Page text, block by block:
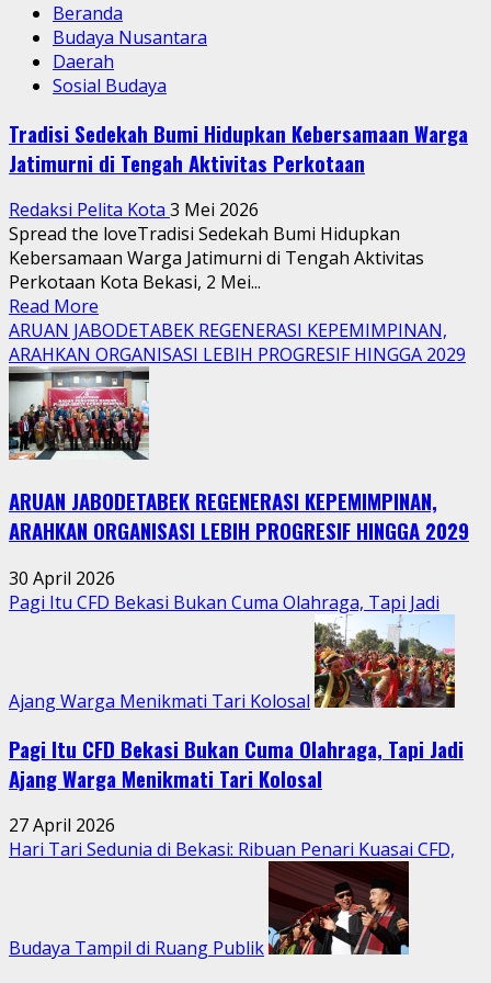
27 April 2026
Hari Tari Sedunia di Bekasi: Ribuan Penari Kuasai CFD,
Budaya Tampil di Ruang Publik
Hari Tari Sedunia di Bekasi: Ribuan Penari Kuasai
CFD, Budaya Tampil di Ruang Publik
27 April 2026
Di Sana, Hidup Pernah Terasa Utuh
Di Sana, Hidup Pernah Terasa Utuh
23 Maret 2026